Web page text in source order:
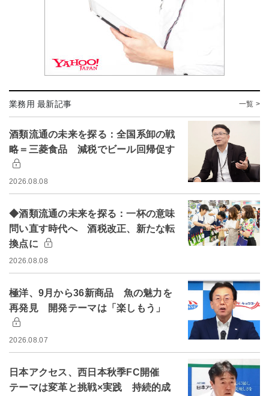
業務用 最新記事 一覧 >
酒類流通の未来を探る：全国系卸の戦
略＝三菱食品 減税でビール回帰促す
2026.08.08
◆酒類流通の未来を探る：一杯の意味
問い直す時代へ 酒税改正、新たな転
換点に
2026.08.08
極洋、9月から36新商品 魚の魅力を
再発見 開発テーマは「楽しもう」
2026.08.07
日本アクセス、西日本秋季FC開催
テーマは変革と挑戦×実践 持続的成